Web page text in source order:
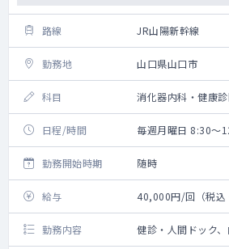
路線 JR山陽新幹線
勤務地 山口県山口市
科目 消化器内科・健康
日程/時間 毎週月曜日 8:30～
勤務開始時期 随時
給与 40,000円/回（税込
勤務内容 健診・人間ドック